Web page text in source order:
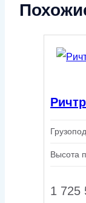
Высота
1 725